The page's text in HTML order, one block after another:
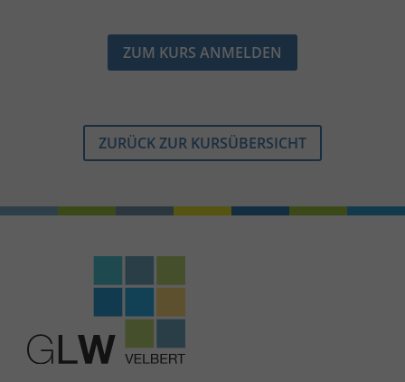
ZUM KURS ANMELDEN
ZURÜCK ZUR KURSÜBERSICHT